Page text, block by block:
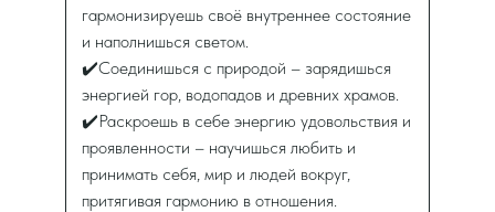
гармонизируешь своё внутреннее состояние
и наполнишься светом.
✔️Соединишься с природой – зарядишься
энергией гор, водопадов и древних храмов.
✔️Раскроешь в себе энергию удовольствия и
проявленности – научишься любить и
принимать себя, мир и людей вокруг,
притягивая гармонию в отношения.